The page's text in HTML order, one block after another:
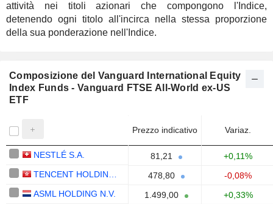
attività nei titoli azionari che compongono l'Indice,
detenendo ogni titolo all'incirca nella stessa proporzione
della sua ponderazione nell'Indice.
Composizione del Vanguard International Equity
Index Funds - Vanguard FTSE All-World ex-US
ETF
Prezzo indicativo Variaz.
NESTLÉ S.A. 81,21
+0,11%
478,80
-0,08%
ASML HOLDING N.V.
1.499,00
+0,33%